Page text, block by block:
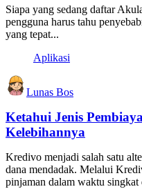
Siapa yang sedang daftar
pengguna harus tahu
yang tepat...
Aplikasi
Lunas Bos
Ketahui Jenis
Kelebihannya
Kredivo menjadi salah satu
dana mendadak. Melalui
pinjaman dalam waktu singkat